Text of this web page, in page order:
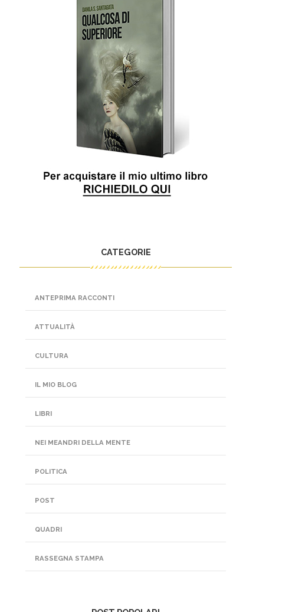
CATEGORIE
ANTEPRIMA RACCONTI
ATTUALITÀ
CULTURA
IL MIO BLOG
LIBRI
NEI MEANDRI DELLA MENTE
POLITICA
POST
QUADRI
RASSEGNA STAMPA